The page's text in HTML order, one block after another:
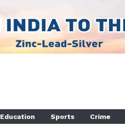
Education Sports Crime